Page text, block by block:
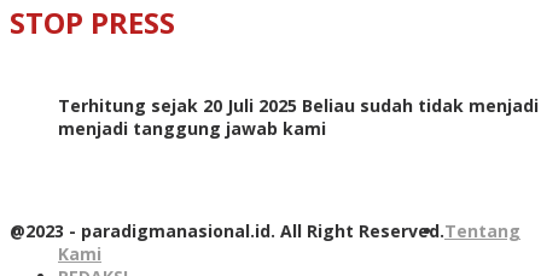
STOP PRESS
Terhitung sejak 20 Juli 2025 Beliau sudah tidak
menjadi tanggung jawab kami
@2023 - paradigmanasional.id. All Right Reserved.Tentang
Kami